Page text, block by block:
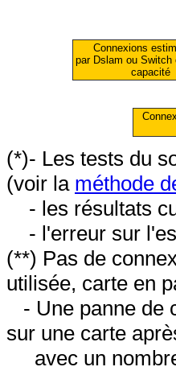
Connexions
par Dslam ou Switch
capacité
(*)- Les tests du
(voir la méthode
- les résultats
- l'erreur sur
(**) Pas de
utilisée, carte en
- Une panne de
sur une carte
avec un